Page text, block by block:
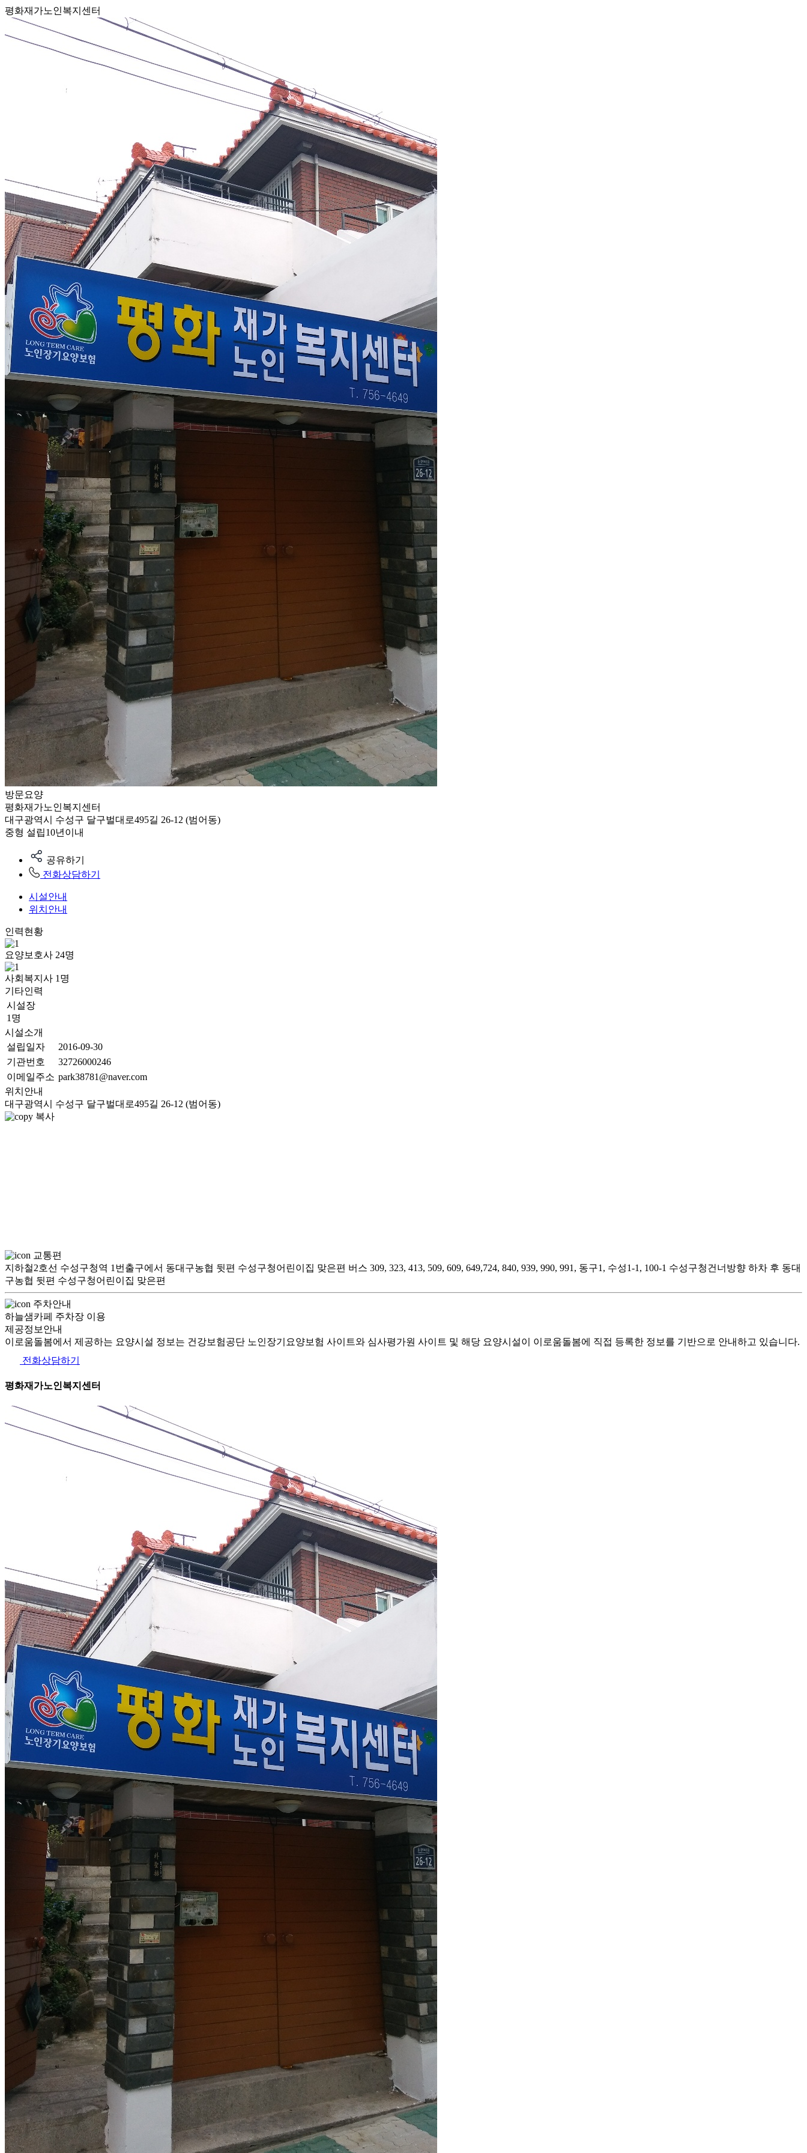
평화재가노인복지센터
방문요양
평화재가노인복지센터
대구광역시 수성구 달구벌대로495길 26-12 (범어동)
중형 설립10년이내
공유하기
전화상담하기
시설안내
위치안내
인력현황
요양보호사 24명
사회복지사 1 명
기타인력
시설장
1명
시설소개
설립일자
2016-09-30
기관번호
32726000246
이메일주소 park38781@naver.com
위치안내
대구광역시 수성구 달구벌대로495길 26-12 (범어동)
복사
교통편
지하철2호선 수성구청역 1번출구에서 동대구농협 뒷편 수성구청어린이집 맞은편 버스 309, 323, 413, 509, 609, 649,724, 840, 939, 990, 991, 동구1, 수성1-1, 100-1 수성구청건너방향 하차 후 동대
구농협 뒷편 수성구청어린이집 맞은편
주차안내
하늘샘카페 주차장 이용
제공정보안내
이로움돌봄에서 제공하는 요양시설 정보는 건강보험공단 노인장기요양보험 사이트와 심사평가원 사이트 및 해당 요양시설이 이로움돌봄에 직접 등록한 정보를 기반으로 안내하고 있습니다.
전화상담하기
평화재가노인복지센터